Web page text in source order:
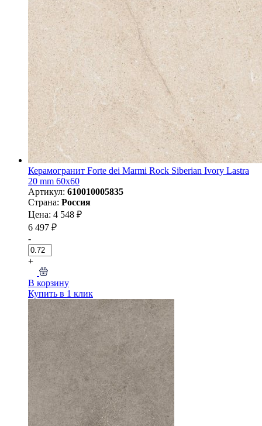
Керамогранит Forte dei Marmi Rock Siberian Ivory Lastra
20 mm 60x60
Артикул: 610010005835
Страна: Россия
Цена: 4 548 ₽
6 497 ₽
-
+
В корзину
Купить в 1 клик